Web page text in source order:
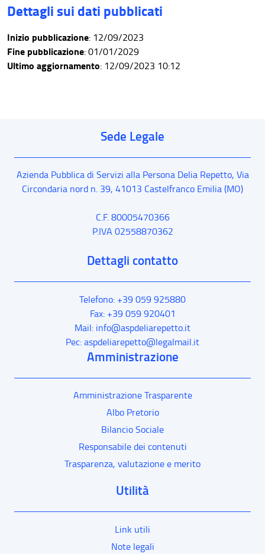
Dettagli sui dati pubblicati
Inizio pubblicazione: 12/09/2023
Fine pubblicazione: 01/01/2029
Ultimo aggiornamento: 12/09/2023 10:12
Sede Legale
Azienda Pubblica di Servizi alla Persona Delia Repetto, Via
Circondaria nord n. 39, 41013 Castelfranco Emilia(MO)
C.F. 80005470366
P.IVA 02558870362
Dettagli contatto
Telefono: +39 059 925880
Fax: +39 059 920401
Mail: info@aspdeliarepetto.it
Pec: aspdeliarepetto@legalmail.it
Amministrazione
Amministrazione Trasparente
Albo Pretorio
Bilancio Sociale
Responsabile dei contenuti
Trasparenza, valutazione e merito
Utilità
Link utili
Note legali